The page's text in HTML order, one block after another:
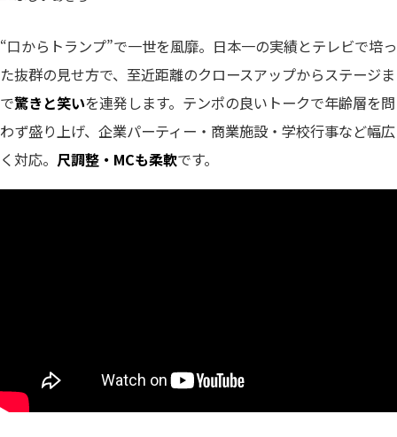
“口からトランプ”で一世を風靡。日本一の実績とテレビで培っ
た抜群の見せ方で、至近距離のクロースアップからステージま
で驚きと笑いを連発します。テンポの良いトークで年齢層を問
わず盛り上げ、企業パーティー・商業施設・学校行事など幅広
く対応。 尺調整・MCも柔軟です。